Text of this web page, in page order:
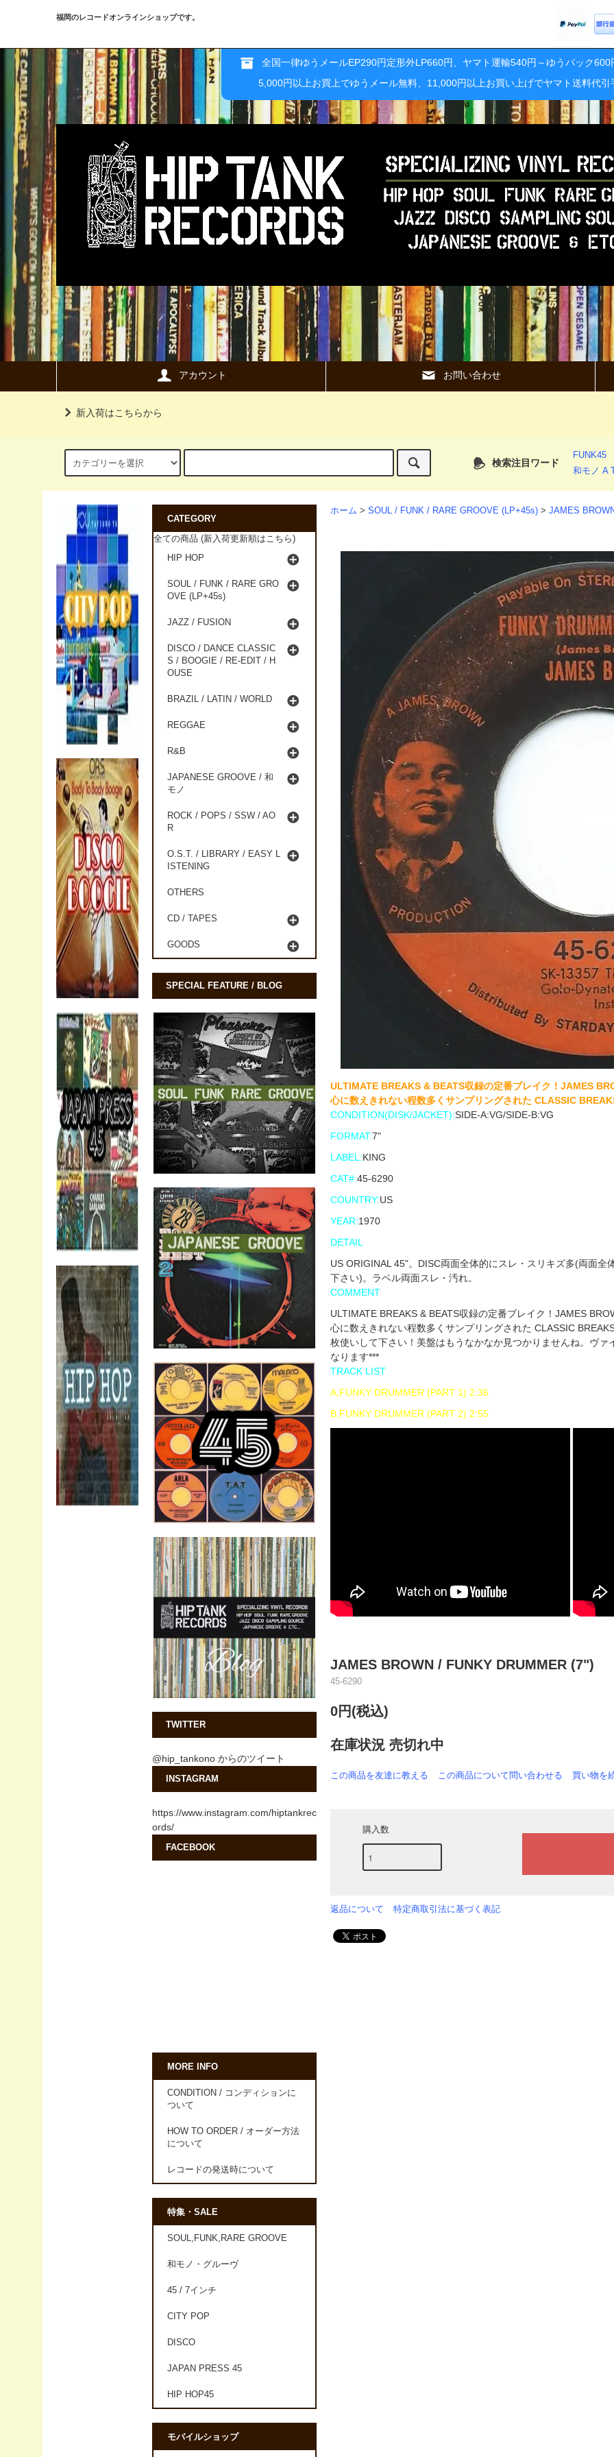
福岡のレコードオンラインショップです。
全国一律ゆうメールEP290円定形外LP660円、ヤマト運輸540円～ゆうパック600
5,000円以上お買上でゆうメール無料、11,000円以上お買い上げでヤマト送料代引
アカウント お問い合わせ
新入荷はこちらから
検索注目ワード
FUNK45
和モノ A
ホーム > SOUL / FUNK / RARE GROOVE (LP+45s) > JAMES
ULTIMATE BREAKS & BEATS収録の定番ブレイク！JAMES
心に数えきれない程数多くサンプリングされた CLASSIC
CONDITION(DISK/JACKET):SIDE-A:VG/SIDE-B:VG
FORMAT:7"
LABEL:KING
CAT#:45-6290
COUNTRY:US
YEAR:1970
DETAIL
US ORIGINAL 45"。DISC両面全体的にスレ・スリキズ多(両面
下さい)。ラベル両面スレ・汚れ。
COMMENT
ULTIMATE BREAKS & BEATS収録の定番ブレイク！JAMES
心に数えきれない程数多くサンプリングされた CLASSIC
枚使いして下さい！美盤はもうなかなか見つかりませんね。ヴ
なります***
TRACK LIST
A,FUNKY DRUMMER (PART 1) 2:36
B,FUNKY DRUMMER (PART 2) 2:55
JAMES BROWN / FUNKY DRUMMER (7")
45-6290
0円(税込)
在庫状況 売切れ中
この商品を友達に教える この商品について問い合わせる 買い物を
購入数
返品について 特定商取引法に基づく表記
CATEGORY
全ての商品 (新入荷更新順はこちら)
HIP HOP
SOUL / FUNK / RARE GRO
OVE (LP+45s)
JAZZ / FUSION
DISCO / DANCE CLASSIC
S / BOOGIE / RE-EDIT / H
OUSE
BRAZIL / LATIN / WORLD
REGGAE
R&B
JAPANESE GROOVE / 和
モノ
ROCK / POPS / SSW / AO
R
O.S.T. / LIBRARY / EASY L
ISTENING
OTHERS
CD / TAPES
GOODS
SPECIAL FEATURE / BLOG
TWITTER
@hip_tankono からのツイート
INSTAGRAM
https://www.instagram.com/hiptankrec
ords/
FACEBOOK
MORE INFO
CONDITION / コンディションに
ついて
HOW TO ORDER / オーダー方法
について
レコードの発送時について
特集・SALE
SOUL,FUNK,RARE GROOVE
和モノ・グルーヴ
45 / 7インチ
CITY POP
DISCO
JAPAN PRESS 45
HIP HOP45
モバイルショップ